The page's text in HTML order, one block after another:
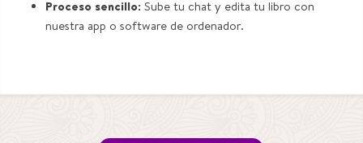
Proceso sencillo: Sube tu chat y edita tu libro con
nuestra app o software de ordenador.